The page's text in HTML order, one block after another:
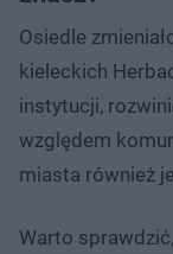
Osiedle
kieleckich
instytucji,
względem
miasta również
Warto